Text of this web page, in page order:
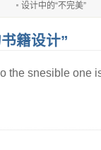
设计中的“不完美”
籍设计”
the snesible one